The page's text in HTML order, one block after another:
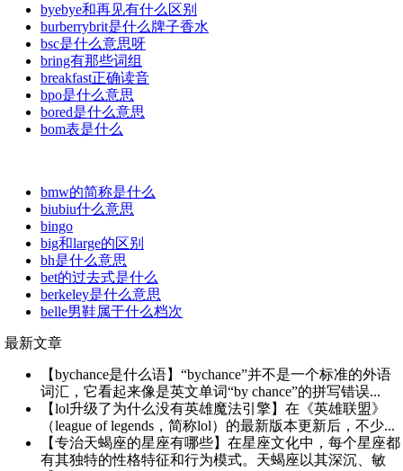
byebye和再见有什么区别
burberrybrit是什么牌子香水
bsc是什么意思呀
bring有那些词组
breakfast正确读音
bpo是什么意思
bored是什么意思
bom表是什么
bmw的简称是什么
biubiu什么意思
bingo
big和large的区别
bh是什么意思
bet的过去式是什么
berkeley是什么意思
belle男鞋属于什么档次
最新文章
【bychance是什么语】“bychance”并不是一个标准的外语
词汇，它看起来像是英文单词“by chance”的拼写错误...
【lol升级了为什么没有英雄魔法引擎】在《英雄联盟》
（league of legends，简称lol）的最新版本更新后，不少...
【专治天蝎座的星座有哪些】在星座文化中，每个星座都
有其独特的性格特征和行为模式。天蝎座以其深沉、敏